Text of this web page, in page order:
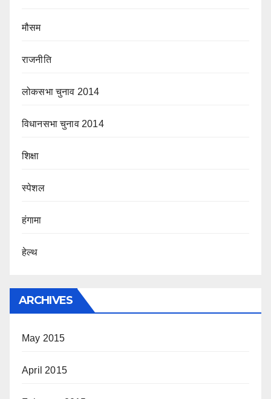
मौसम
राजनीति
लोकसभा चुनाव 2014
विधानसभा चुनाव 2014
शिक्षा
स्पेशल
हंगामा
हेल्थ
ARCHIVES
May 2015
April 2015